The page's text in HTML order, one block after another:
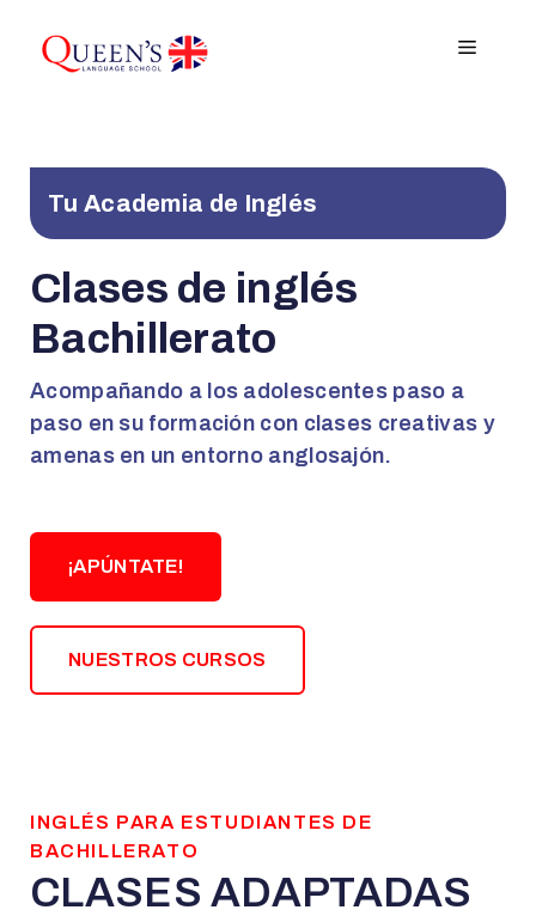
contenido
Menú
Tu Academia de Inglés
Clases de inglés
Bachillerato
Acompañando a los adolescentes paso a
paso en su formación con clases creativas y
amenas en un entorno anglosajón.
¡APÚNTATE!
NUESTROS CURSOS
INGLÉS PARA ESTUDIANTES DE
BACHILLERATO
CLASES ADAPTADAS